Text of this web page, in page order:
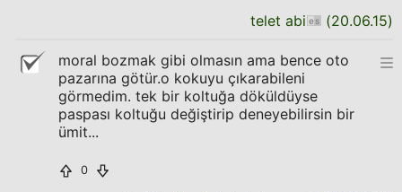
telet abi (20.06.15)
moral bozmak gibi olmasın ama bence oto
pazarına götür.o kokuyu çıkarabileni
görmedim. tek bir koltuğa döküldüyse
paspası koltuğu değiştirip deneyebilirsin bir
ümit...
0